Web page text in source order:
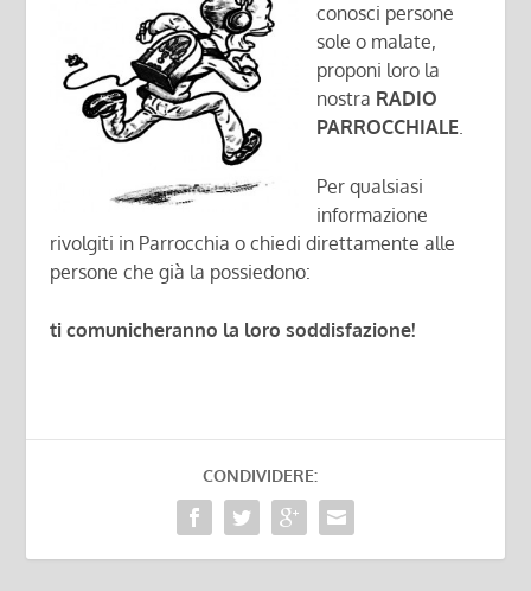
conosci persone
sole o malate,
proponi loro la
nostra RADIO
PARROCCHIALE.
Per qualsiasi
informazione
rivolgiti in Parrocchia o chiedi direttamente alle
persone che già la possiedono:
ti comunicheranno la loro soddisfazione!
CONDIVIDERE: